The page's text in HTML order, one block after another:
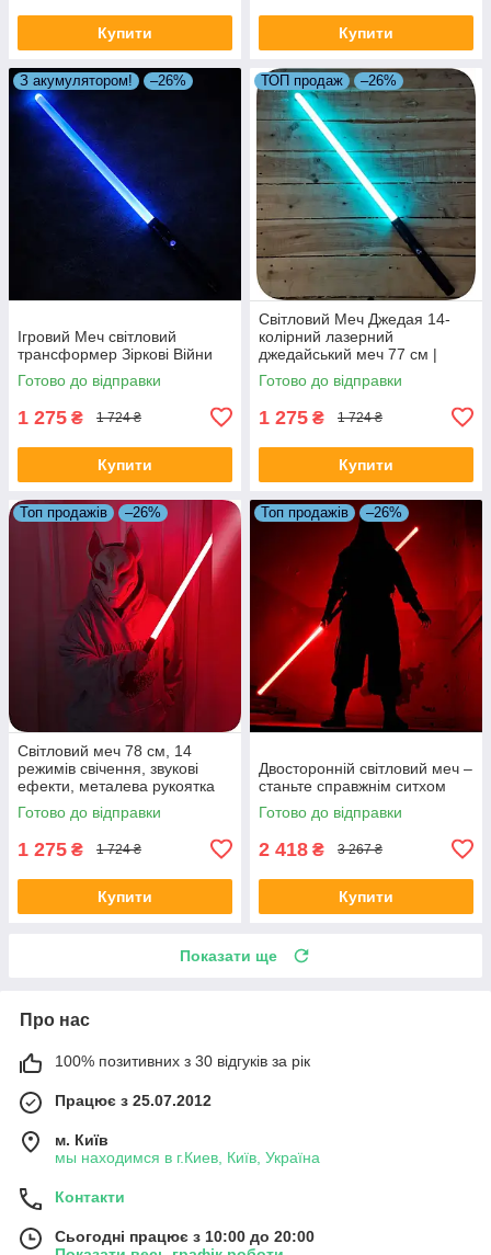
Купити Купити
З акумулятором! –26%
Ігровий Меч світловий
трансформер Зіркові Війни
Готово до відправки
1 275 ₴ 1 724 ₴
Купити
ТОП продаж –26%
Світловий Меч Джедая 14-
колірний лазерний
джедайський меч 77 см |
металева ручка | акумулятор
Готово до відправки
1 275 ₴ 1 724 ₴
Купити
Топ продажів –26%
Світловий меч 78 см, 14
режимів свічення, звукові
ефекти, металева рукоятка
Готово до відправки
1 275 ₴ 1 724 ₴
Купити
Топ продажів –26%
Двосторонній світловий меч –
станьте справжнім ситхом
Готово до відправки
2 418 ₴ 3 267 ₴
Купити
Показати ще
Про нас
100% позитивних з 30 відгуків за рік
Працює з 25.07.2012
м. Київ
мы находимся в г.Киев, Київ, Україна
Контакти
Сьогодні працює з 10:00 до 20:00